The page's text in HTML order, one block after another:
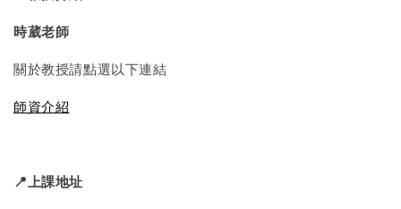
時葳老師
關於教授請點選以下連結
師資介紹
📍上課地址